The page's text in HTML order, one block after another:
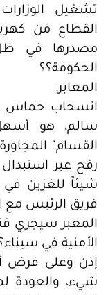
تشغيل
القطاع من
مصدرها في ظل
الحكومة؟؟
المعابر:
انسحاب حماس
سالم، هو
القسام"
رفح عبر
شيئاً للغزين
فريق الرئيس مع
المعبر سيجري
الأمنية في
إذن وعلى فرض